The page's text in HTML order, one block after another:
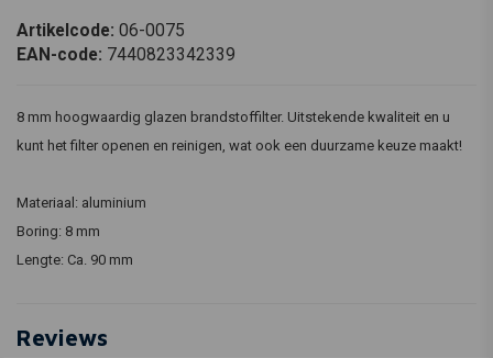
Artikelcode: 06-0075
EAN-code: 7440823342339
8 mm hoogwaardig glazen brandstoffilter. Uitstekende kwaliteit en u
kunt het filter openen en reinigen, wat ook een duurzame keuze maakt!
Materiaal: aluminium
Boring: 8 mm
Lengte: Ca. 90 mm
Reviews